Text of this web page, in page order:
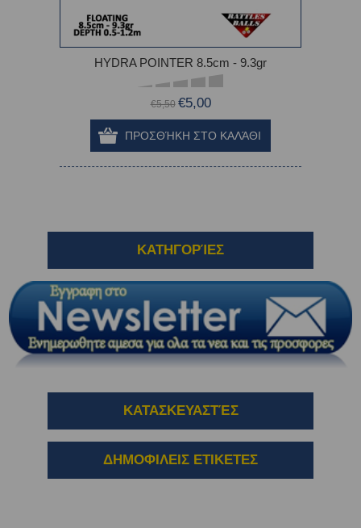
HYDRA POINTER 8.5cm - 9.3gr
€5,50 €5,00
ΚΑΤΗΓΟΡΊΕΣ
ΚΑΤΑΣΚΕΥΑΣΤΈΣ
ΔΗΜΟΦΙΛΕΙΣ ΕΤΙΚΕΤΕΣ